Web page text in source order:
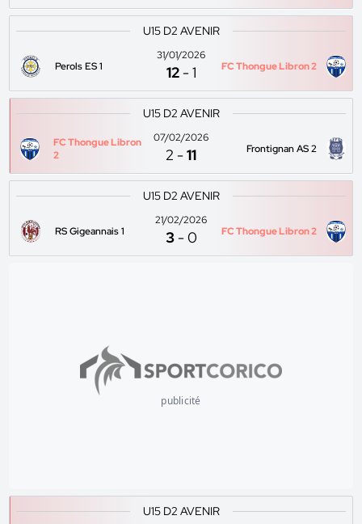
U15 D2 AVENIR
Perols ES 1
31/01/2026
12 -1 FC Thongue Libron 2
U15 D2 AVENIR
FC Thongue Libron
2
07/02/2026
2 -11 Frontignan AS 2
U15 D2 AVENIR
RS Gigeannais 1
21/02/2026
3 -0 FC Thongue Libron 2
publicité
U15 D2 AVENIR